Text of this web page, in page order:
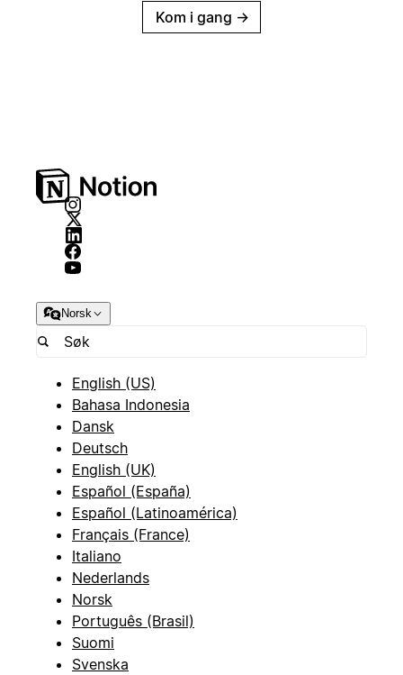
Kom i gang →
Norsk
English (US)
Bahasa Indonesia
Dansk
Deutsch
English (UK)
Español (España)
Español (Latinoamérica)
Français (France)
Italiano
Nederlands
Norsk
Português (Brasil)
Suomi
Svenska